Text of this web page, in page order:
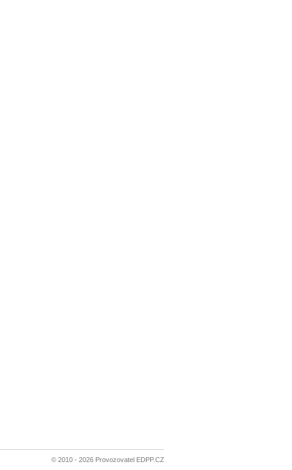
© 2010 - 2026 Provozovatel EDPP.CZ